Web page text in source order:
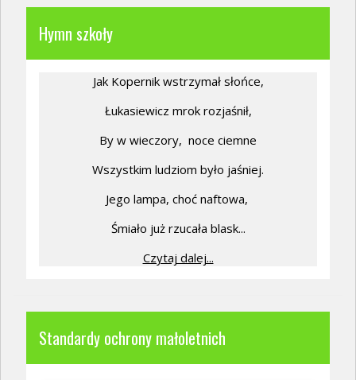
Hymn szkoły
Jak Kopernik wstrzymał słońce,
Łukasiewicz mrok rozjaśnił,
By w wieczory, noce ciemne
Wszystkim ludziom było jaśniej.
Jego lampa, choć naftowa,
Śmiało już rzucała blask...
Czytaj dalej...
Standardy ochrony małoletnich